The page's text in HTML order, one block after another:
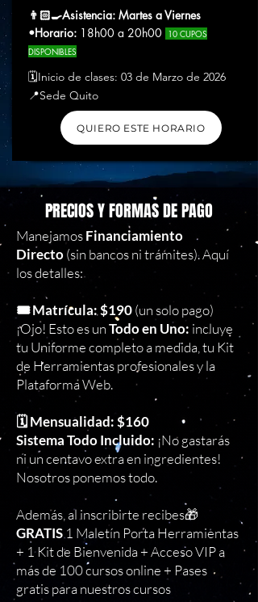
👨🏻‍🍳Asistencia: Martes a Viernes
•Horario: 18h00 a 20h00 10 CUPOS
DISPONIBLES
🗓️Inicio de clases: 03 de Marzo de 2026
📍Sede Quito
QUIERO ESTE HORARIO
PRECIOS Y FORMAS DE PAGO
ManejamosFinanciamiento
Directo(sin bancos ni trámites). Aquí
los detalles:
🎟️ Matrícula: $190(un solo pago)
¡Ojo! Esto es unTodo en Uno: incluye
tu Uniforme completo a medida, tu Kit
de Herramientas profesionales y la
Plataforma Web.
🗓️ Mensualidad: $160
Sistema Todo Incluido: ¡No gastarás
ni un centavo extra en ingredientes!
Nosotros ponemos todo.
Además, al inscribirte recibes🎁
GRATIS1 Maletín Porta Herramientas
+ 1 Kit de Bienvenida + Acceso VIP a
más de 100 cursos online + Pases
gratis para nuestros cursos